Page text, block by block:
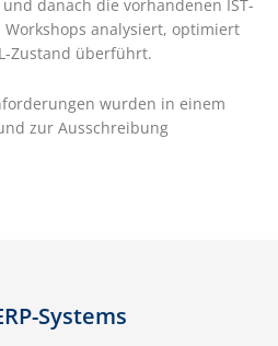
danach die vorhandenen IST-
Workshops analysiert, optimiert
Zustand überführt.
wurden in einem
zur Ausschreibung
Systems